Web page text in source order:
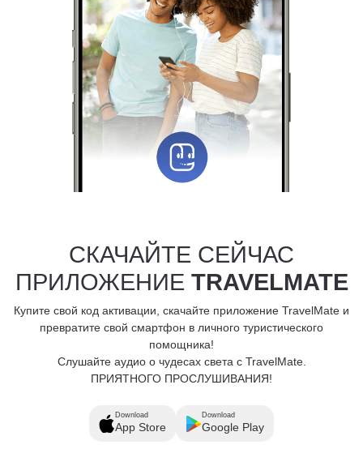
СКАЧАЙТЕ СЕЙЧАС
ПРИЛОЖЕНИЕ TRAVELMATE
Купите свой код активации, скачайте приложение TravelMate и
превратите свой смартфон в личного туристического
помощника!
Слушайте аудио о чудесах света с TravelMate.
ПРИЯТНОГО ПРОСЛУШИВАНИЯ!
Download
App Store
Download
Google Play